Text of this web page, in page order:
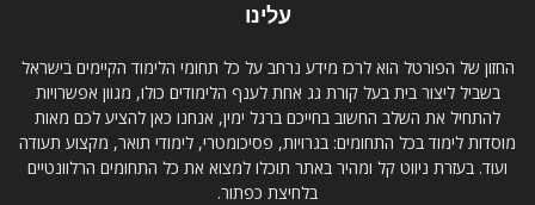
עלינו
החזון של הפורטל הוא לרכז מידע נרחב על כל תחומי הלימוד הקיימים בישראל
בשביל ליצור בית בעל קורת גג אחת לענף הלימודים כולו, מגוון אפשרויות
להתחיל את השלב החשוב בחייכם ברגל ימין, אנחנו כאן להציע לכם מאות
מוסדות לימוד בכל התחומים: בגרויות, פסיכומטרי, לימודי תואר, מקצוע תעודה
ועוד. בעזרת ניווט קל ומהיר באתר תוכלו למצוא את כל התחומים הרלוונטיים
בלחיצת כפתור.